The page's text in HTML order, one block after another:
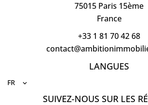
75015 Paris 15ème
France
+33 1 81 70 42 68
LANGUES
FR
SUIVEZ-NOUS SUR LES